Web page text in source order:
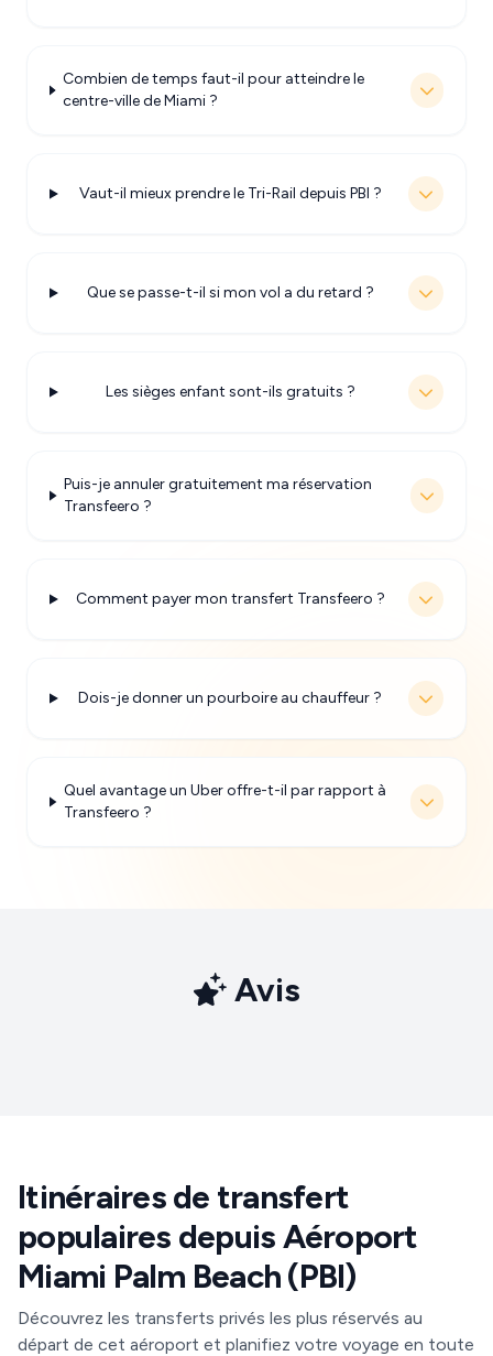
Combien de temps faut-il pour atteindre le
centre-ville de Miami ?
Vaut-il mieux prendre le Tri-Rail depuis PBI ?
Que se passe-t-il si mon vol a du retard ?
Les sièges enfant sont-ils gratuits ?
Puis-je annuler gratuitement ma réservation
Transfeero ?
Comment payer mon transfert Transfeero ?
Dois-je donner un pourboire au chauffeur ?
Quel avantage un Uber offre-t-il par rapport à
Transfeero ?
Avis
Itinéraires de transfert
populaires depuis Aéroport
Miami Palm Beach (PBI)
Découvrez les transferts privés les plus réservés au
départ de cet aéroport et planifiez votre voyage en toute